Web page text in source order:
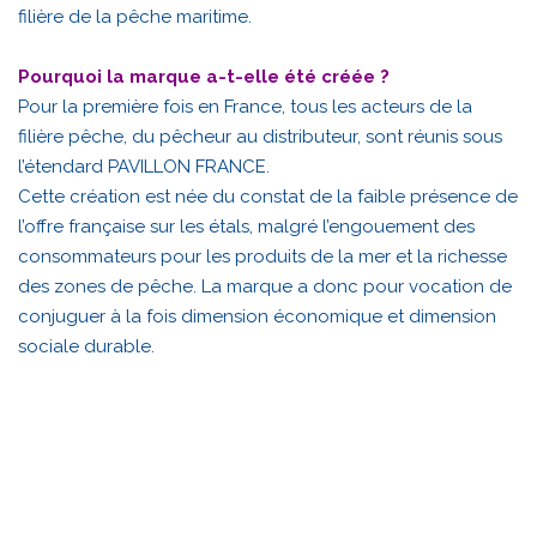
filière de la pêche maritime.
Pourquoi la marque a-t-elle été créée ?
Pour la première fois en France, tous les acteurs de la
filière pêche, du pêcheur au distributeur, sont réunis sous
l’étendard PAVILLON FRANCE.
Cette création est née du constat de la faible présence de
l’offre française sur les étals, malgré l’engouement des
consommateurs pour les produits de la mer et la richesse
des zones de pêche. La marque a donc pour vocation de
conjuguer à la fois dimension économique et dimension
sociale durable.